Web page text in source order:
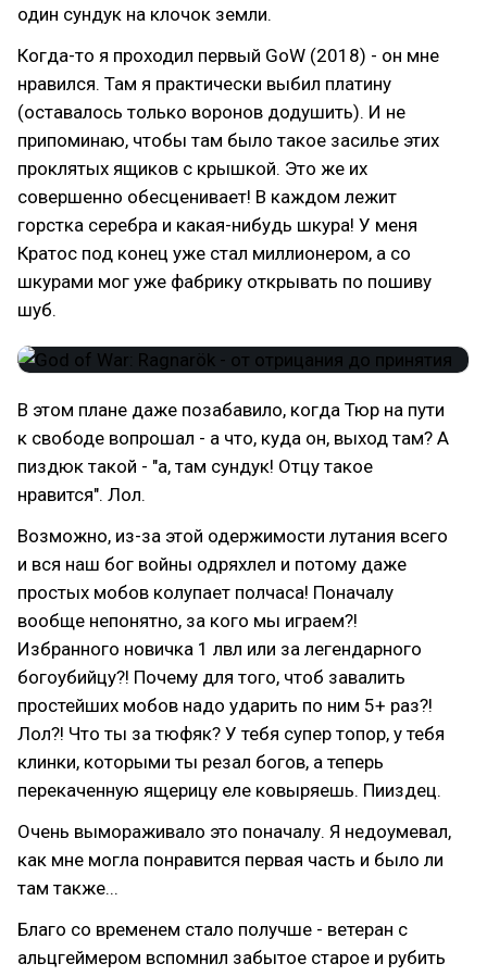
один сундук на клочок земли.
Когда-то я проходил первый GoW (2018) - он мне
нравился. Там я практически выбил платину
(оставалось только воронов додушить). И не
припоминаю, чтобы там было такое засилье этих
проклятых ящиков с крышкой. Это же их
совершенно обесценивает! В каждом лежит
горстка серебра и какая-нибудь шкура! У меня
Кратос под конец уже стал миллионером, а со
шкурами мог уже фабрику открывать по пошиву
шуб.
В этом плане даже позабавило, когда Тюр на пути
к свободе вопрошал - а что, куда он, выход там? А
пиздюк такой - "а, там сундук! Отцу такое
нравится". Лол.
Возможно, из-за этой одержимости лутания всего
и вся наш бог войны одряхлел и потому даже
простых мобов колупает полчаса! Поначалу
вообще непонятно, за кого мы играем?!
Избранного новичка 1 лвл или за легендарного
богоубийцу?! Почему для того, чтоб завалить
простейших мобов надо ударить по ним 5+ раз?!
Лол?! Что ты за тюфяк? У тебя супер топор, у тебя
клинки, которыми ты резал богов, а теперь
перекаченную ящерицу еле ковыряешь. Пииздец.
Очень вымораживало это поначалу. Я недоумевал,
как мне могла понравится первая часть и было ли
там также...
Благо со временем стало получше - ветеран с
альцгеймером вспомнил забытое старое и рубить